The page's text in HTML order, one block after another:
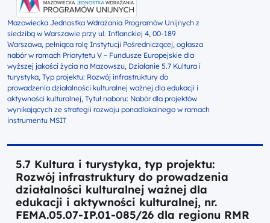
Mazowiecka Jednostka Wdrażania Programów Unijnych z
siedzibą w Warszawie przy ul. Inflanckiej 4, 00-189
Warszawa, pełniąca rolę Instytucji Pośredniczącej, ogłasza
nabór w ramach Priorytetu V – Fundusze Europejskie dla
wyższej jakości życia na Mazowszu, Działanie 5.7 Kultura i
turystyka, Typ projektu: Rozwój infrastruktury do
prowadzenia działalności kulturalnej ważnej dla edukacji i
aktywności kulturalnej, Tytuł naboru: Nabór dla projektów
wynikających ze strategii rozwoju ponadlokalnego w ramach
instrumentu MSIT
5.7 Kultura i turystyka, typ projektu:
Rozwój infrastruktury do prowadzenia
działalności kulturalnej ważnej dla
edukacji i aktywności kulturalnej, nr.
FEMA.05.07-IP.01-085/26 dla regionu RMR